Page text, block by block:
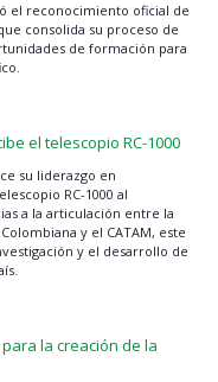
el reconocimiento oficial de
consolida su proceso de
de formación para
el telescopio RC-1000
su liderazgo en
RC-1000 al
a la articulación entre la
y el CATAM, este
y el desarrollo de
la creación de la